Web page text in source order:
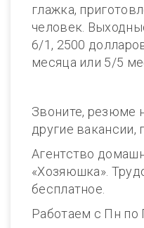
глажка,
человек.
6/1, 2500
месяца или 5/5
Звоните, резюме
другие вакансии,
Агентство
«Хозяюшка».
бесплатное.
Работаем с Пн по